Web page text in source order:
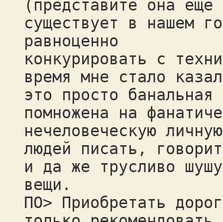
(представите она еще
существует в нашем
равноценно
конкурировать с
время мне стало
это просто банальная
помножена на
нечеловеческую
людей писать,
и да же трусливо
вещи.
ПО> Приобретать